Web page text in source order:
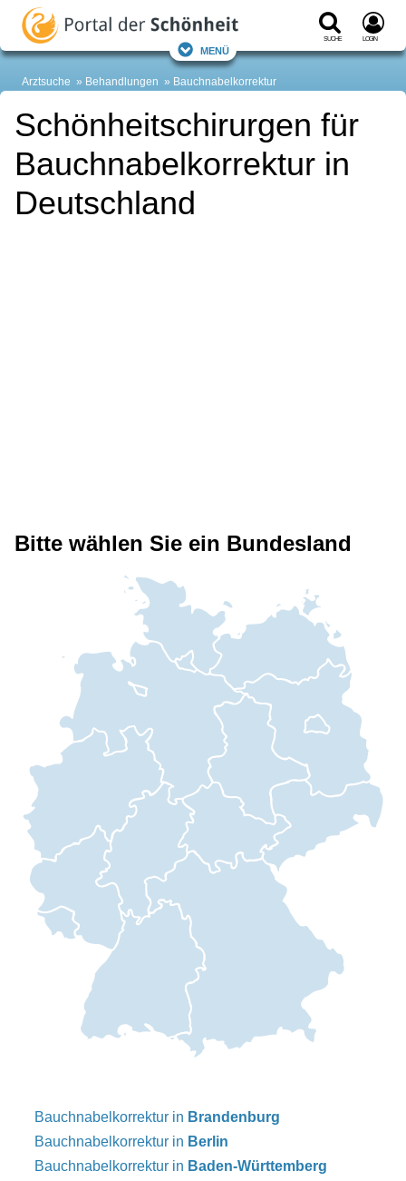
Suche Login
Menü
Arztsuche Behandlungen Bauchnabelkorrektur
Schönheitschirurgen für
Bauchnabelkorrektur in
Deutschland
Bitte wählen Sie ein Bundesland
Bauchnabelkorrektur in Brandenburg
Bauchnabelkorrektur in Berlin
Bauchnabelkorrektur in Baden-Württemberg